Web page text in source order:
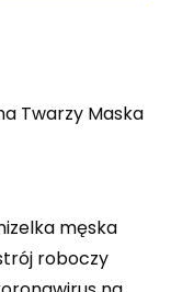
Twarzy Maska
męska
roboczy